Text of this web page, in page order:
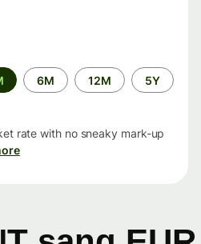
6M 12M 5Y
rate with no sneaky mark-up